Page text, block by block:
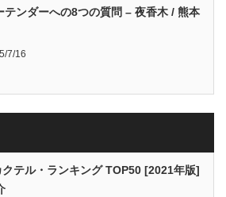
テンダーへの8つの質問 – 夜香木 / 熊本
7/16
テル・ランキング TOP50 [2021年版]